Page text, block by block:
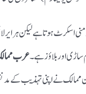
اسکرٹ ہوتا ہے لیکن ہر ایر
ساڑی اور بلاؤز ہے۔عرب
ممالک نے اپنی تہذیب کے